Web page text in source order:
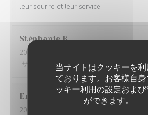
当サイトはクッキーを利
ております。お客様自身
ッキー利用の設定およ
ができます。
leur sourire et leur service !
Stéphanie B
2026-08-04
サービス
/5 雰囲気 : 5/5 メニュー:5/5 品
Emeline L
2026-08-04